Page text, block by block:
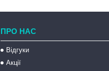
ПРО НАС
Відгуки
Акції